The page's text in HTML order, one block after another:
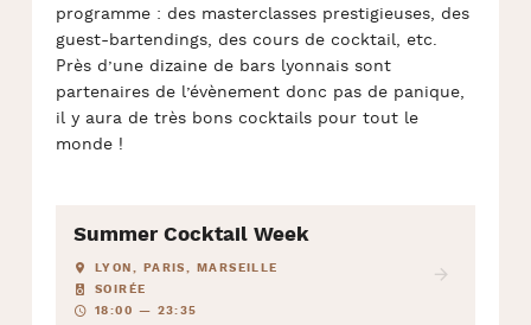
programme : des masterclasses prestigieuses, des
guest-bartendings, des cours de cocktail, etc.
Près d’une dizaine de bars lyonnais sont
partenaires de l’évènement donc pas de panique,
il y aura de très bons cocktails pour tout le
monde !
Summer Cocktail Week
LYON, PARIS, MARSEILLE
SOIRÉE
18:00 — 23:35